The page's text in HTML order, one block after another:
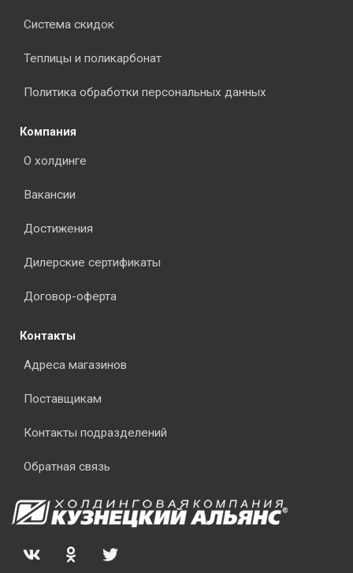
Система скидок
Теплицы и поликарбонат
Политика обработки персональных данных
Компания
О холдинге
Вакансии
Достижения
Дилерские сертификаты
Договор-оферта
Контакты
Адреса магазинов
Поставщикам
Контакты подразделений
Обратная связь